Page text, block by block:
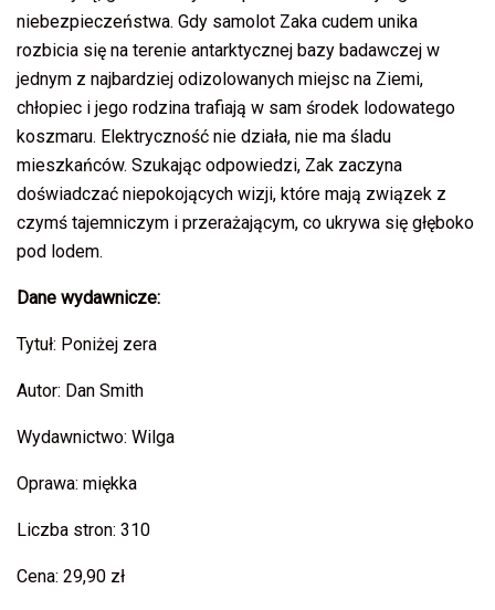
niebezpieczeństwa. Gdy samolot Zaka cudem unika
rozbicia się na terenie antarktycznej bazy badawczej w
jednym z najbardziej odizolowanych miejsc na Ziemi,
chłopiec i jego rodzina trafiają w sam środek lodowatego
koszmaru. Elektryczność nie działa, nie ma śladu
mieszkańców. Szukając odpowiedzi, Zak zaczyna
doświadczać niepokojących wizji, które mają związek z
czymś tajemniczym i przerażającym, co ukrywa się głęboko
pod lodem.
Dane wydawnicze:
Tytuł: Poniżej zera
Autor: Dan Smith
Wydawnictwo: Wilga
Oprawa: miękka
Liczba stron: 310
Cena: 29,90 zł